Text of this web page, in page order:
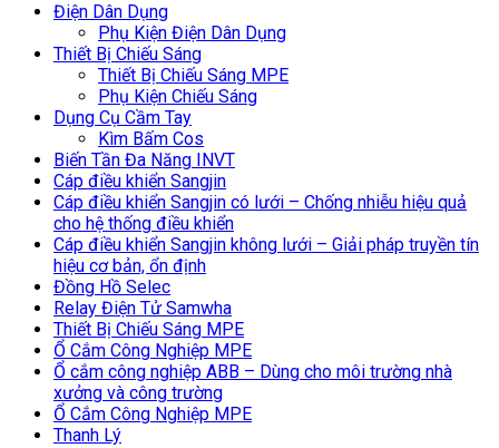
Điện Dân Dụng
Phụ Kiện Điện Dân Dụng
Thiết Bị Chiếu Sáng
Thiết Bị Chiếu Sáng MPE
Phụ Kiện Chiếu Sáng
Dụng Cụ Cầm Tay
Kìm Bấm Cos
Biến Tần Đa Năng INVT
Cáp điều khiển Sangjin
Cáp điều khiển Sangjin có lưới – Chống nhiễu hiệu quả
cho hệ thống điều khiển
Cáp điều khiển Sangjin không lưới – Giải pháp truyền tín
hiệu cơ bản, ổn định
Đồng Hồ Selec
Relay Điện Tử Samwha
Thiết Bị Chiếu Sáng MPE
Ổ Cắm Công Nghiệp MPE
Ổ cắm công nghiệp ABB – Dùng cho môi trường nhà
xưởng và công trường
Ổ Cắm Công Nghiệp MPE
Thanh Lý